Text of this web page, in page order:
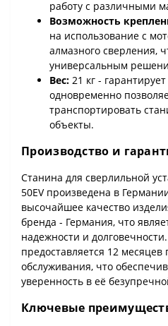
работу с различными
Возможность
на использование с
алмазного сверления,
универсальным
Вес: 21 кг -
одновременно
транспортировать
объекты.
Производство и
Станина для сверлильной
50EV произведена в
высочайшее качество
бренда - Германия, что
надежности и
предоставляется 12 месяцев
обслуживания, что
уверенность в её
Ключевые